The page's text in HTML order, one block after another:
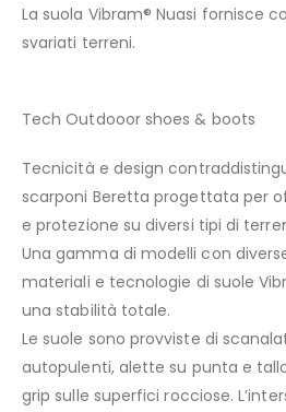
La suola Vibram® Nuasi fornisce
svariati terreni.
Tech Outdooor shoes & boots
Tecnicità e design
scarponi Beretta progettata per
e protezione su diversi tipi di
Una gamma di modelli con
materiali e tecnologie di suole
una stabilità totale.
Le suole sono provviste di
autopulenti, alette su punta e
grip sulle superfici rocciose.